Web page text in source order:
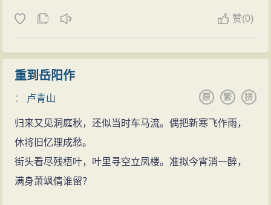
赞(0)
重到岳阳作
： 卢青山 拼
繁
原
归来又见洞庭秋，还似当时车马流。偶把新寒飞作雨，
休将旧忆理成愁。
街头看尽残梧叶，叶里寻空立凤楼。准拟今宵消一醉，
满身萧飒倩谁留？